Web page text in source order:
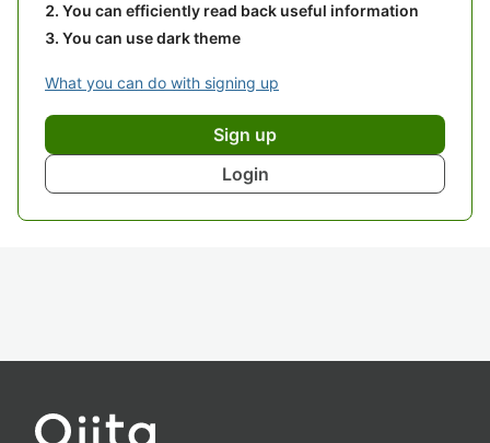
You can efficiently read back useful information
You can use dark theme
What you can do with signing up
Sign up
Login